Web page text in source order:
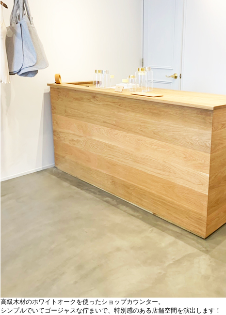
高級木材のホワイトオークを使ったショップカウンター。
シンプルでいてゴージャスな佇まいで、特別感のある店舗空間を演出します！